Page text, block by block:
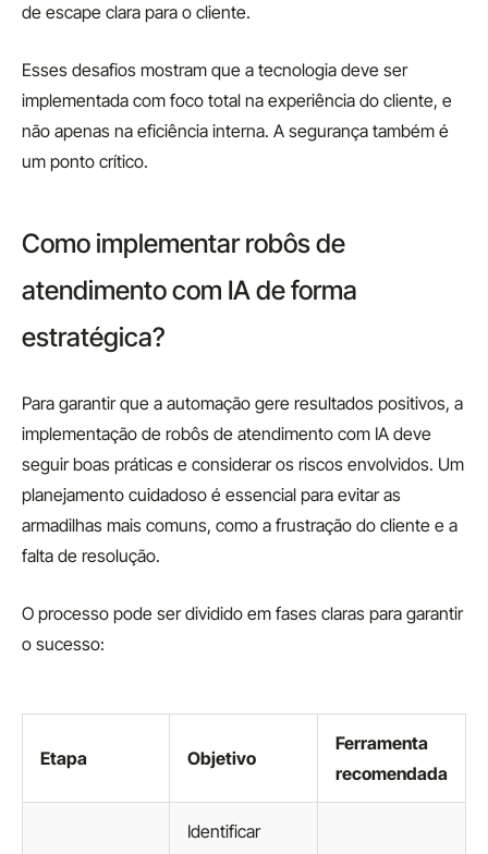
de escape clara para o cliente.
Esses desafios mostram que a tecnologia deve ser
implementada com foco total na experiência do cliente, e
não apenas na eficiência interna. A segurança também é
um ponto crítico.
Como implementar robôs de
atendimento com IA de forma
estratégica?
Para garantir que a automação gere resultados positivos, a
implementação de robôs de atendimento com IA deve
seguir boas práticas e considerar os riscos envolvidos. Um
planejamento cuidadoso é essencial para evitar as
armadilhas mais comuns, como a frustração do cliente e a
falta de resolução.
O processo pode ser dividido em fases claras para garantir
o sucesso:
Etapa Objetivo
Ferramenta
recomendada
Identificar